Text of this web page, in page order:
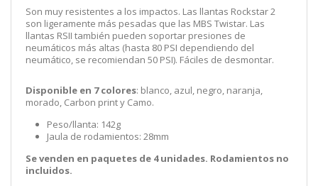
Son muy resistentes a los impactos. Las llantas Rockstar 2
son ligeramente más pesadas que las MBS Twistar. Las
llantas RSII también pueden soportar presiones de
neumáticos más altas (hasta 80 PSI dependiendo del
neumático, se recomiendan 50 PSI). Fáciles de desmontar.
Disponible en 7 colores: blanco, azul, negro, naranja,
morado, Carbon print y Camo.
Peso/llanta: 142g
Jaula de rodamientos: 28mm
Se venden en paquetes de 4 unidades. Rodamientos no
incluidos.